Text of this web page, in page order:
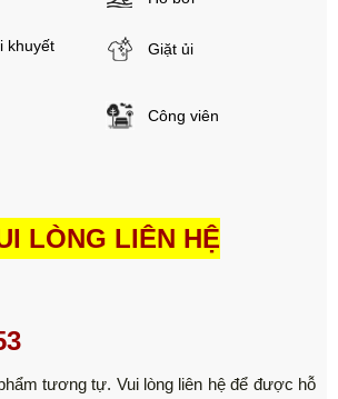
khuyết
Giặt ủi
Công viên
LÒNG LIÊN HỆ
tương tự. Vui lòng liên hệ để được hỗ